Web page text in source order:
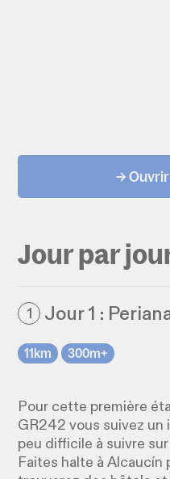
→ Ouvrir
Jour par
1 Jour 1 :
11km 300m+
Pour cette première
GR242 vous suivez
peu difficile à suivre
Faites halte à Alcaucín